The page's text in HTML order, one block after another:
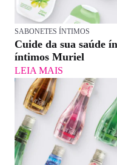
SABONETES ÍNTIMOS
Cuide da sua saúde
íntimos Muriel
LEIA MAIS